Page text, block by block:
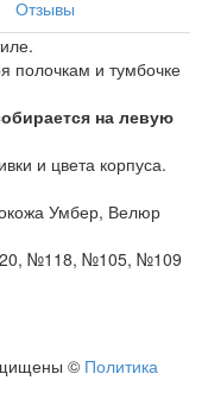
Отзывы
полочкам и тумбочке
на левую
и цвета корпуса.
Умбер, Велюр
№118, №105, №109
© Политика